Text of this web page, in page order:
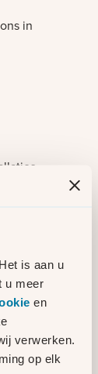
is aan u
u meer
en
verwerken.
op elk
in
MVA.
in